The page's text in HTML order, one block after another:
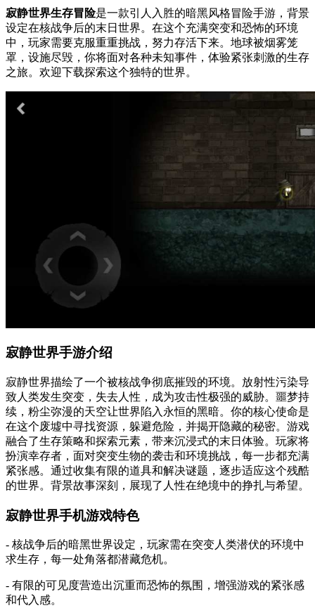
寂静世界生存冒险是一款引人入胜的暗黑风格冒险手游，背景
设定在核战争后的末日世界。在这个充满突变和恐怖的环境
中，玩家需要克服重重挑战，努力存活下来。地球被烟雾笼
罩，设施尽毁，你将面对各种未知事件，体验紧张刺激的生存
之旅。欢迎下载探索这个独特的世界。
寂静世界手游介绍
寂静世界描绘了一个被核战争彻底摧毁的环境。放射性污染导
致人类发生突变，失去人性，成为攻击性极强的威胁。噩梦持
续，粉尘弥漫的天空让世界陷入永恒的黑暗。你的核心使命是
在这个废墟中寻找资源，躲避危险，并揭开隐藏的秘密。游戏
融合了生存策略和探索元素，带来沉浸式的末日体验。玩家将
扮演幸存者，面对突变生物的袭击和环境挑战，每一步都充满
紧张感。通过收集有限的道具和解决谜题，逐步适应这个残酷
的世界。背景故事深刻，展现了人性在绝境中的挣扎与希望。
寂静世界手机游戏特色
- 核战争后的暗黑世界设定，玩家需在突变人类潜伏的环境中
求生存，每一处角落都潜藏危机。
- 有限的可见度营造出沉重而恐怖的氛围，增强游戏的紧张感
和代入感。